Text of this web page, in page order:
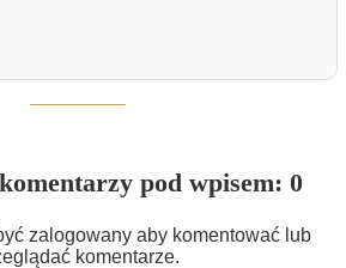
pod wpisem: 0
zalogowany aby komentować lub
komentarze.